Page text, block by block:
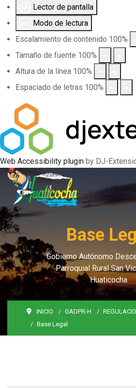
Lector de pantalla
Modo de lectura
Escalamiento de contenido 100%
Tamaño de fuente 100%
Altura de la línea 100%
Espaciado de letras 100%
Web Accessibility plugin by DJ-
Base
Gobierno Autónomo
Parroquial Rural San
Huaticocha
INICIO GADPR-H
Base Legal